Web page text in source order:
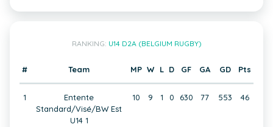
RANKING: U14 D2A (BELGIUM RUGBY)
# Team MP W L D GF GA GD Pts
1
Entente
Standard/Visé/BW Est
U14 1
10 9 1 0 630 77 553 46